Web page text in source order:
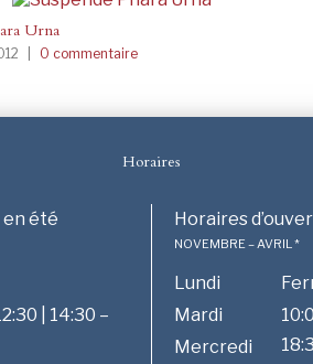
Urna
0 commentaire
Horaires
en été
| 14:30 –
Horaires
NOVEMBRE – AVRIL *
Lundi
Mardi
Mercredi